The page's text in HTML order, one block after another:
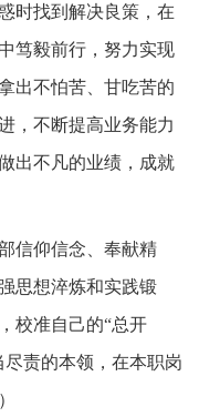
时找到解决良策，在
笃毅前行，努力实现
出不怕苦、甘吃苦的
，不断提高业务能力
出不凡的业绩，成就
信仰信念、奉献精
思想淬炼和实践锻
校准自己的“总开
责的本领，在本职岗